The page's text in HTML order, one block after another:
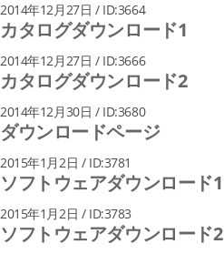
2014年12月27日 / ID:3664
カタログダウンロード1
2014年12月27日 / ID:3666
カタログダウンロード2
2014年12月30日 / ID:3680
ダウンロードページ
2015年1月2日 / ID:3781
ソフトウェアダウンロード1
2015年1月2日 / ID:3783
ソフトウェアダウンロード2